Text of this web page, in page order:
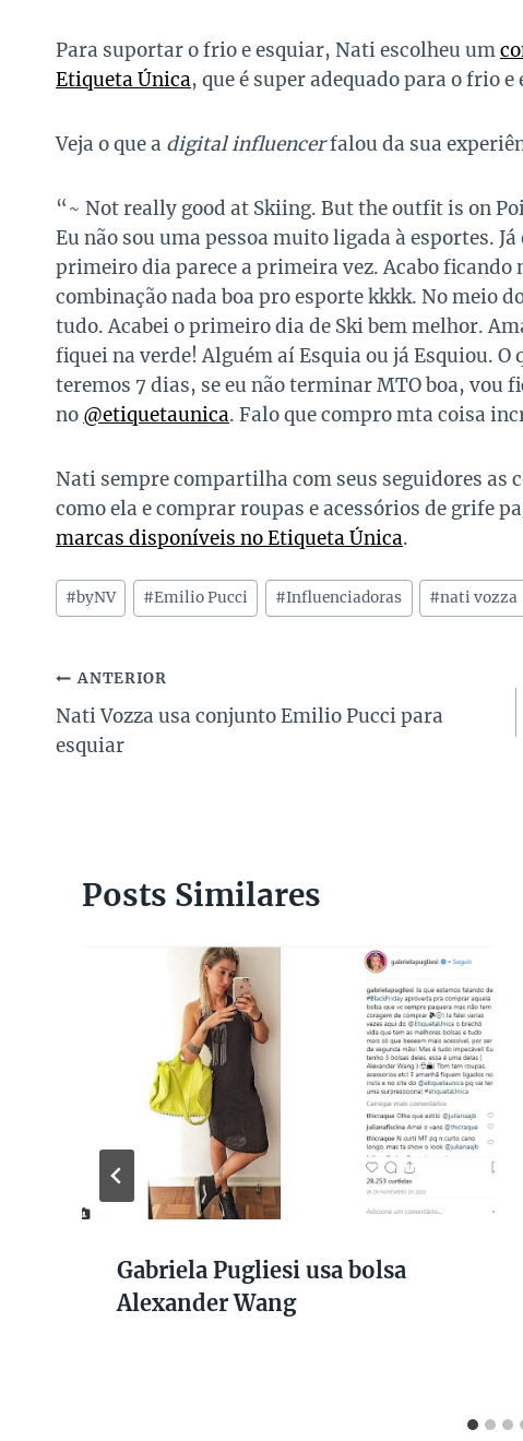
Para suportar o frio e esquiar, Nati escolheu um
Etiqueta Única, que é super adequado para o frio e
Veja o que a digital influencerfalou da sua
“~ Not really good at Skiing. But the outfit is on
Eu não sou uma pessoa muito ligada à esportes.
primeiro dia parece a primeira vez. Acabo
combinação nada boa pro esporte kkkk. No meio
tudo. Acabei o primeiro dia de Ski bem melhor.
fiquei na verde! Alguém aí Esquia ou já Esquiou. O
teremos 7 dias, se eu não terminar MTO boa, vou
no @etiquetaunica. Falo que compro mta coisa
Nati sempre compartilha com seus seguidores as
como ela e comprar roupas e acessórios de grife
marcas disponíveis no Etiqueta Única.
Tags
do
#byNV #Emilio Pucci #Influenciadoras #nati vozza
Navegação
de
ANTERIOR
Nati Vozza usa conjunto Emilio Pucci para
esquiar
Posts Similares
Gabriela Pugliesi usa bolsa
Alexander Wang